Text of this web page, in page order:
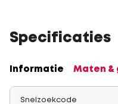
Specificaties
Informatie Maten &
Snelzoekcode